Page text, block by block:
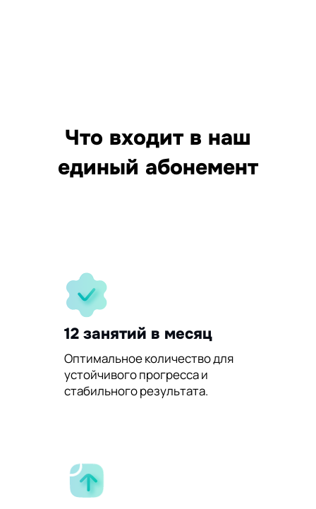
Что входит в наш
единый абонемент
12 занятий в месяц
Оптимальное количество для
устойчивого прогресса и
стабильного результата.